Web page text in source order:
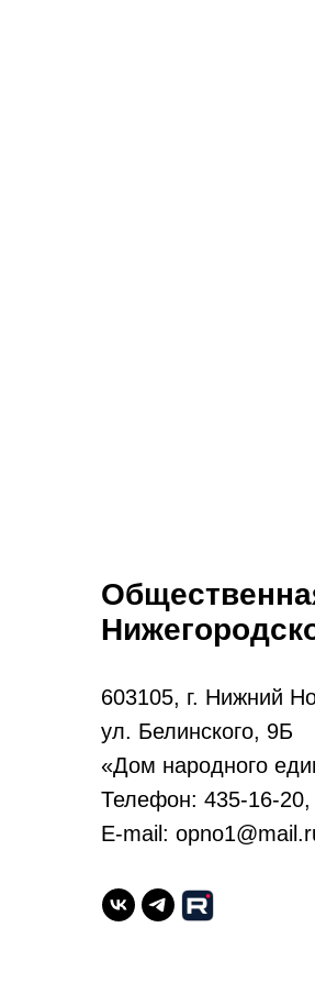
603105, г. Нижний
ул. Белинского, 9Б
«Дом народного
Телефон: 435-16-
E-mail: